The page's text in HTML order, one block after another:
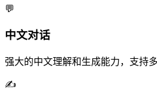
💬
中文对话
强大的中文理解和生成能力，支持多
✍️